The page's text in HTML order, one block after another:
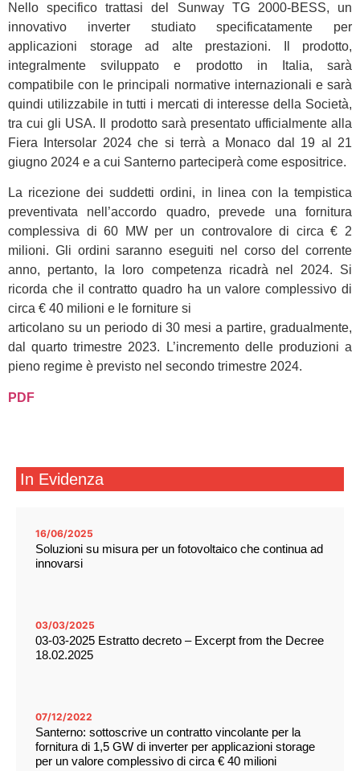
Nello specifico trattasi del Sunway TG 2000-BESS, un
innovativo inverter studiato specificatamente per
applicazioni storage ad alte prestazioni. Il prodotto,
integralmente sviluppato e prodotto in Italia, sarà
compatibile con le principali normative internazionali e sarà
quindi utilizzabile in tutti i mercati di interesse della Società,
tra cui gli USA. Il prodotto sarà presentato ufficialmente alla
Fiera Intersolar 2024 che si terrà a Monaco dal 19 al 21
giugno 2024 e a cui Santerno parteciperà come espositrice.
La ricezione dei suddetti ordini, in linea con la tempistica
preventivata nell’accordo quadro, prevede una fornitura
complessiva di 60 MW per un controvalore di circa € 2
milioni. Gli ordini saranno eseguiti nel corso del corrente
anno, pertanto, la loro competenza ricadrà nel 2024. Si
ricorda che il contratto quadro ha un valore complessivo di
circa € 40 milioni e le forniture si
articolano su un periodo di 30 mesi a partire, gradualmente,
dal quarto trimestre 2023. L’incremento delle produzioni a
pieno regime è previsto nel secondo trimestre 2024.
PDF
In Evidenza
16/06/2025
Soluzioni su misura per un fotovoltaico che continua ad
innovarsi
03/03/2025
03-03-2025 Estratto decreto – Excerpt from the Decree
18.02.2025
07/12/2022
Santerno: sottoscrive un contratto vincolante per la
fornitura di 1,5 GW di inverter per applicazioni storage
per un valore complessivo di circa € 40 milioni